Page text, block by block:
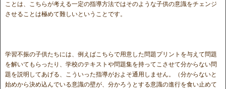
ことは、こちらが考える一定の指導方法ではそのような子供の意識をチェンジ
させることは極めて難しいということです。
学習不振の子供たちには、例えばこちらで用意した問題プリントを与えて問題
を解いてもらったり、学校のテキストや問題集を持ってこさせて分からない問
題を説明してあげる、こういった指導がおよそ通用しません。（分からないと
始めから決め込んでいる意識の壁が、分かろうとする意識の進行を食い止めて